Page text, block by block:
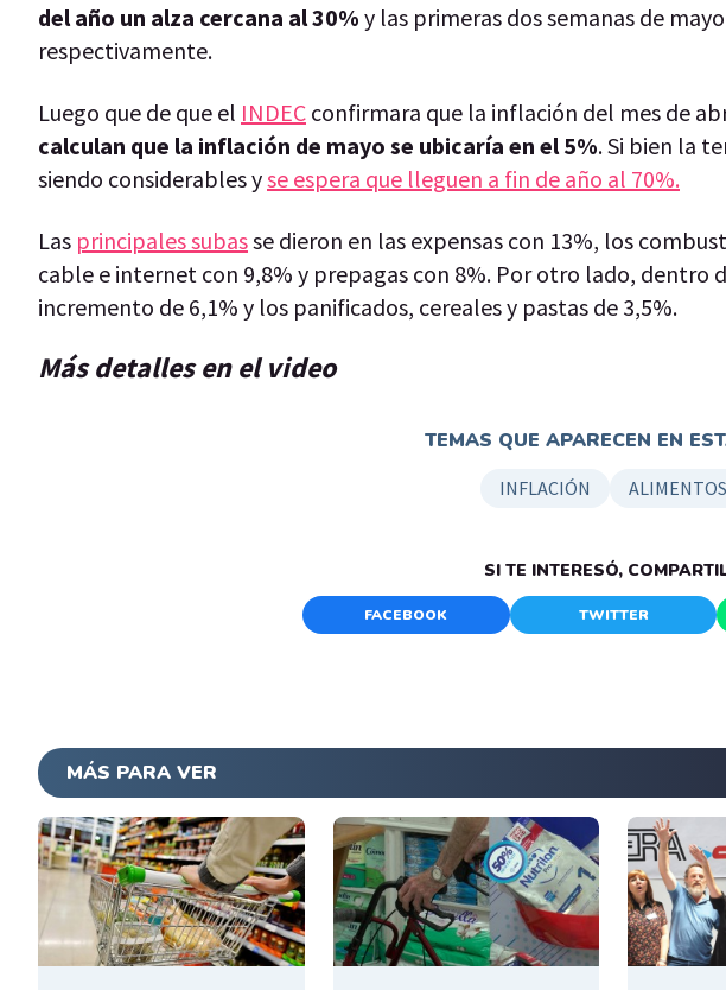
del año un alza cercana al 30% y las primeras dos semanas de
respectivamente.
Luego que de que el INDEC confirmara que la inflación del mes de
calculan que la inflación de mayo se ubicaría en el 5%. Si bien la
siendo considerables yse espera que lleguen a fin de año al 70%.
Las principales subasse dieron en las expensas con 13%, los
cable e internet con 9,8% y prepagas con 8%. Por otro lado, dentro
incremento de 6,1% y los panificados, cereales y pastas de 3,5%.
Más detalles en el video
TEMAS QUE APARECEN EN
INFLACIÓN ALIMENTOS
SI TE INTERESÓ,
FACEBOOK TWITTER
MÁS PARA VER